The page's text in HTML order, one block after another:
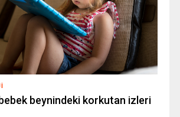
beynindeki korkutan izleri